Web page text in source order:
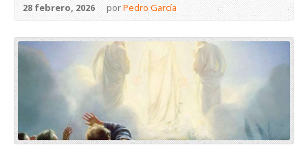
28 febrero, 2026 porPedro García